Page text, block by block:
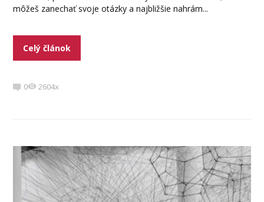
môžeš zanechať svoje otázky a najbližšie nahrám...
Celý článok
0 2604x